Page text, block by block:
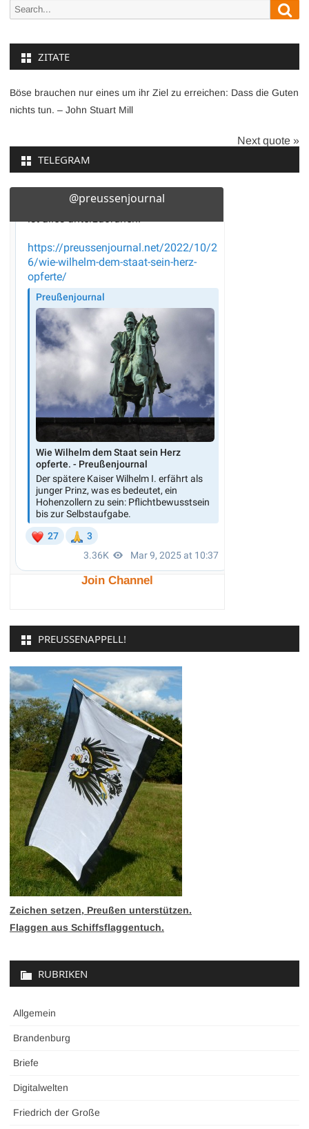
Search
ZITATE
Böse brauchen nur eines um ihr Ziel zu erreichen: Dass die Guten
nichts tun. – John Stuart Mill
Next quote »
TELEGRAM
@preussenjournal
Join Channel
PREUSSENAPPELL!
Zeichen setzen, Preußen unterstützen.
Flaggen aus Schiffsflaggentuch.
RUBRIKEN
Allgemein
Brandenburg
Briefe
Digitalwelten
Friedrich der Große